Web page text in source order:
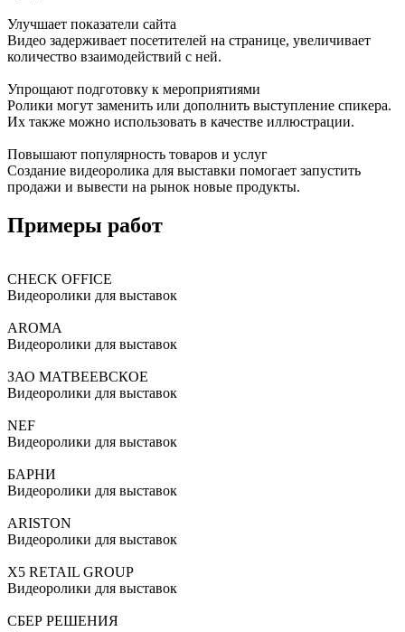
Улучшает показатели сайта
Видео задерживает посетителей на странице, увеличивает
количество взаимодействий с ней.
Упрощают подготовку к мероприятиями
Ролики могут заменить или дополнить выступление спикера.
Их также можно использовать в качестве иллюстрации.
Повышают популярность товаров и услуг
Создание видеоролика для выставки помогает запустить
продажи и вывести на рынок новые продукты.
Примеры работ
CHECK OFFICE
Видеоролики для выставок
AROMA
Видеоролики для выставок
ЗАО МАТВЕЕВСКОЕ
Видеоролики для выставок
NEF
Видеоролики для выставок
БАРНИ
Видеоролики для выставок
ARISTON
Видеоролики для выставок
X5 RETAIL GROUP
Видеоролики для выставок
СБЕР РЕШЕНИЯ